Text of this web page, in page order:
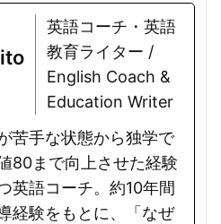
英語コーチ・英語
教育ライター /
English Coach &
Education Writer
苦手な状態から独学で
80まで向上させた経験
英語コーチ。約10年間
経験をもとに、「なぜ